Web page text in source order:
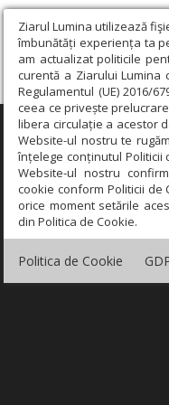
Ziarul Lumina utilizează
îmbunătăți experiența ta
am actualizat politicile
curentă a Ziarului Lumina
Regulamentul (UE) 2016/
ceea ce privește
libera circulație a acestor
Website-ul nostru te
înțelege conținutul Politicii
Website-ul nostru
cookie conform Politicii de
orice moment setările
din Politica de Cookie.
Politica de Cookie